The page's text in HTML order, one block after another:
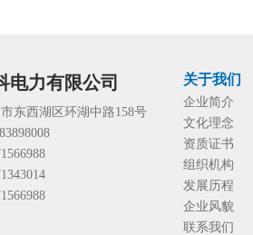
电力有限公司
东西湖区环湖中路158号
关于我们
企业简介
文化理念
资质证书
组织机构
发展历程
企业风貌
联系我们